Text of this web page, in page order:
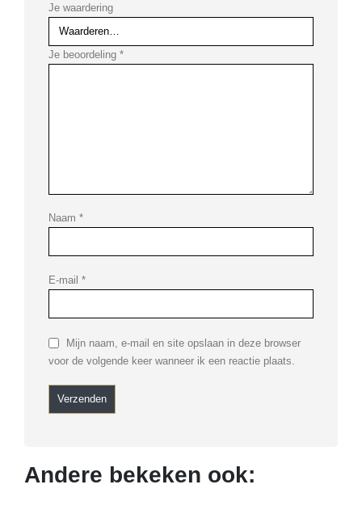
Je waardering
Je beoordeling *
Naam *
E-mail *
Mijn naam, e-mail en site opslaan in deze browser
voor de volgende keer wanneer ik een reactie plaats.
Andere bekeken ook: